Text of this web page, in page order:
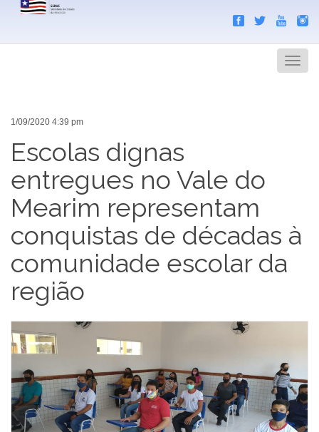
Menu
1/09/2020 4:39 pm
Escolas dignas
entregues no Vale do
Mearim representam
conquistas de décadas à
comunidade escolar da
região